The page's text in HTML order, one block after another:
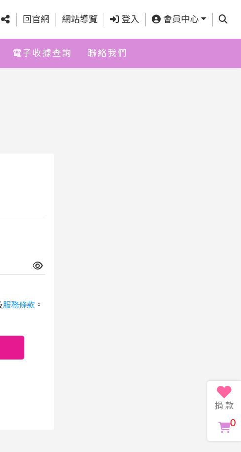
回官網 網站導覽 登入 會員中心 查詢
電子收據查詢 聯絡我們
服務條款 。
0